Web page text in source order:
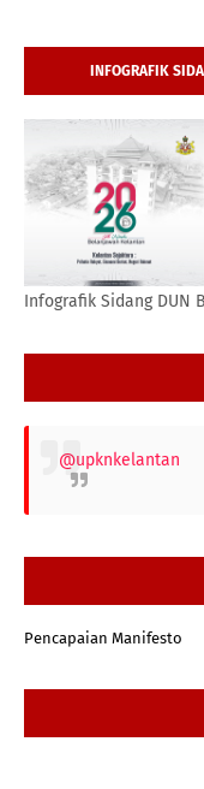
INFOGRAFIK
Infografik Sidang DUN
@upknkelantan
Pencapaian Manifesto